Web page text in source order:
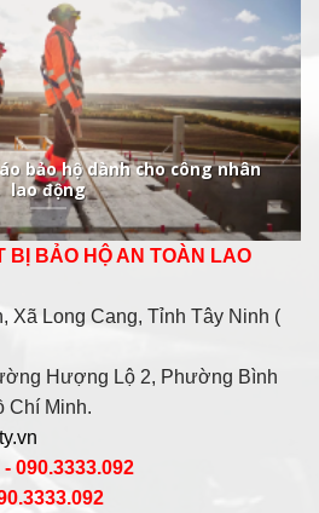
bảo hộ dành cho công nhân
lao động
BỊ BẢO HỘ AN TOÀN LAO
Xã Long Cang, Tỉnh Tây Ninh (
Hượng Lộ 2, Phường Bình
Chí Minh.
090.3333.092